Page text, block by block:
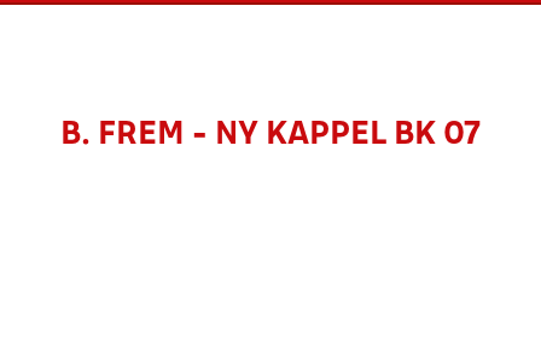
B. FREM - NY KAPPEL BK 07